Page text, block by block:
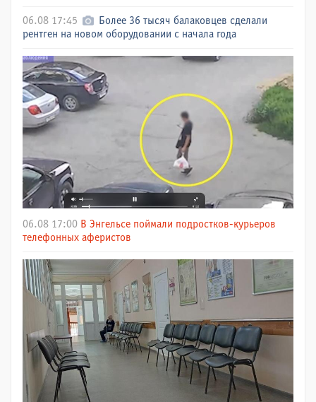
06.08 17:45
Более 36 тысяч балаковцев сделали
рентген на новом оборудовании с начала года
06.08 17:00 В Энгельсе поймали подростков-курьеров
телефонных аферистов